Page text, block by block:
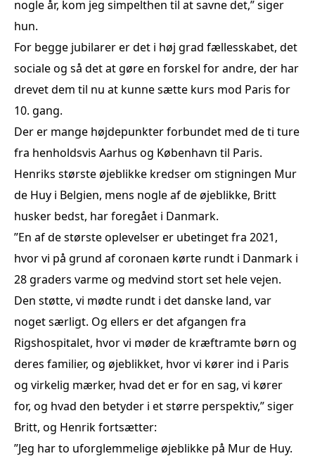
nogle år, kom jeg simpelthen til at savne det,” siger
hun.
For begge jubilarer er det i høj grad fællesskabet, det
sociale og så det at gøre en forskel for andre, der har
drevet dem til nu at kunne sætte kurs mod Paris for
10. gang.
Der er mange højdepunkter forbundet med de ti ture
fra henholdsvis Aarhus og København til Paris.
Henriks største øjeblikke kredser om stigningen Mur
de Huy i Belgien, mens nogle af de øjeblikke, Britt
husker bedst, har foregået i Danmark.
”En af de største oplevelser er ubetinget fra 2021,
hvor vi på grund af coronaen kørte rundt i Danmark i
28 graders varme og medvind stort set hele vejen.
Den støtte, vi mødte rundt i det danske land, var
noget særligt. Og ellers er det afgangen fra
Rigshospitalet, hvor vi møder de kræftramte børn og
deres familier, og øjeblikket, hvor vi kører ind i Paris
og virkelig mærker, hvad det er for en sag, vi kører
for, og hvad den betyder i et større perspektiv,” siger
Britt, og Henrik fortsætter:
”Jeg har to uforglemmelige øjeblikke på Mur de Huy.